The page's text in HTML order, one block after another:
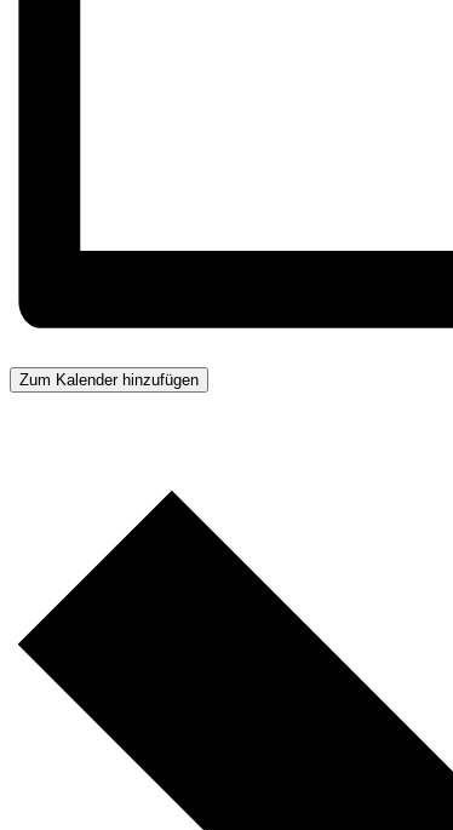
Zum Kalender hinzufügen